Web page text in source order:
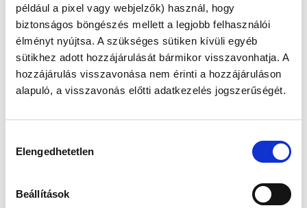
például a pixel vagy webjelzők) használ, hogy
biztonságos böngészés mellett a legjobb felhasználói
élményt nyújtsa. A szükséges sütiken kívüli egyéb
sütikhez adott hozzájárulását bármikor visszavonhatja. A
hozzájárulás visszavonása nem érinti a hozzájáruláson
alapuló, a visszavonás előtti adatkezelés jogszerűségét.
kiválasztása
Elengedhetetlen
Beállítások
legjelentősebb betegsége
(igen, betegség, hogy miért
az, lásd a folytatásban),
világszerte kb. 1.4 milliárd
ember szenved tőle,
becslések szerint 2030-ra az
érintett – ez pandémia.
Az elhízás okai és rizikófaktorai:
sorolhatjuk: táplálkozási szokások, életmód,